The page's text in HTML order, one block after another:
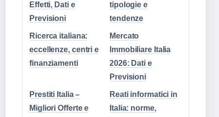
Effetti, Dati e
Previsioni
tipologie e
tendenze
Ricerca italiana:
eccellenze, centri e
finanziamenti
Mercato
Immobiliare Italia
2026: Dati e
Previsioni
Prestiti Italia –
Migliori Offerte e
Reati informatici in
Italia: norme,